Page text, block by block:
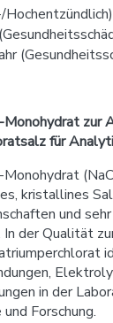
zur
für
kristallines
und
der Qualität
in der
Forschung.